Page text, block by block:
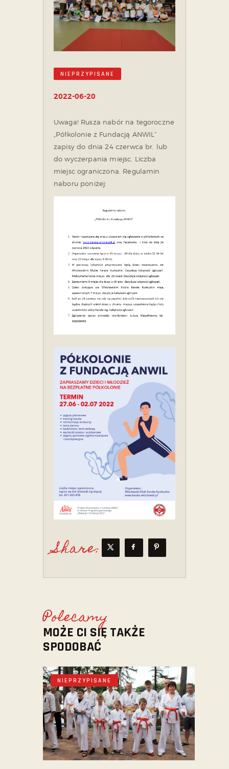
NIEPRZYPISANE
2022-06-20
Uwaga! Rusza nabór na tegoroczne
„Półkolonie z Fundacją ANWIL”
zapisy do dnia 24 czerwca br. lub
do wyczerpania miejsc. Liczba
miejsc ograniczona. Regulamin
naboru poniżej:
Share:
Polecamy
MOŻE CI SIĘ TAKŻE
SPODOBAĆ
NIEPRZYPISANE